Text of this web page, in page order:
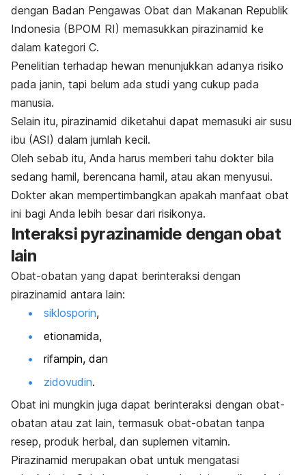
dengan Badan Pengawas Obat dan Makanan Republik
Indonesia (BPOM RI) memasukkan pirazinamid ke
dalam kategori C.
Penelitian terhadap hewan menunjukkan adanya risiko
pada janin, tapi belum ada studi yang cukup pada
manusia.
Selain itu, pirazinamid diketahui dapat memasuki air susu
ibu (ASI) dalam jumlah kecil.
Oleh sebab itu, Anda harus memberi tahu dokter bila
sedang hamil, berencana hamil, atau akan menyusui.
Dokter akan mempertimbangkan apakah manfaat obat
ini bagi Anda lebih besar dari risikonya.
Interaksi pyrazinamide dengan obat
lain
Obat-obatan yang dapat berinteraksi dengan
pirazinamid antara lain:
siklosporin,
etionamida,
rifampin, dan
zidovudin.
Obat ini mungkin juga dapat berinteraksi dengan obat-
obatan atau zat lain, termasuk obat-obatan tanpa
resep, produk herbal, dan suplemen vitamin.
Pirazinamid merupakan obat untuk mengatasi